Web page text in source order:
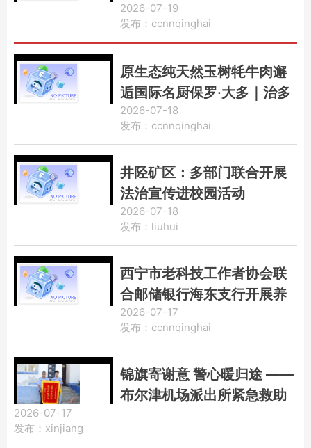
海分区开幕
2026-07-19
发布：ccnnqinghai
原生态纯天然玉树牦牛肉邂
逅国际名厨保罗·大多｜治多
特色农畜产品亮相中意丝路
市集
2026-07-18
发布：ccnnqinghai
井陉矿区：多部门联合开展
法治宣传进校园活动
2026-07-18
发布：liuhui
西宁市老科技工作者协会联
合邮储银行海东支行开展养
老金融科普专场沙龙
2026-07-17
发布：ccnnqinghai
锦旗寄谢意 警心暖归途 ——
布尔津机场派出所紧急救助
2026-07-17
发布：xinjiang